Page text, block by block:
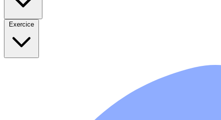
Exercice